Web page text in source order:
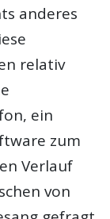
anderes
relativ
ein
zum
Verlauf
von